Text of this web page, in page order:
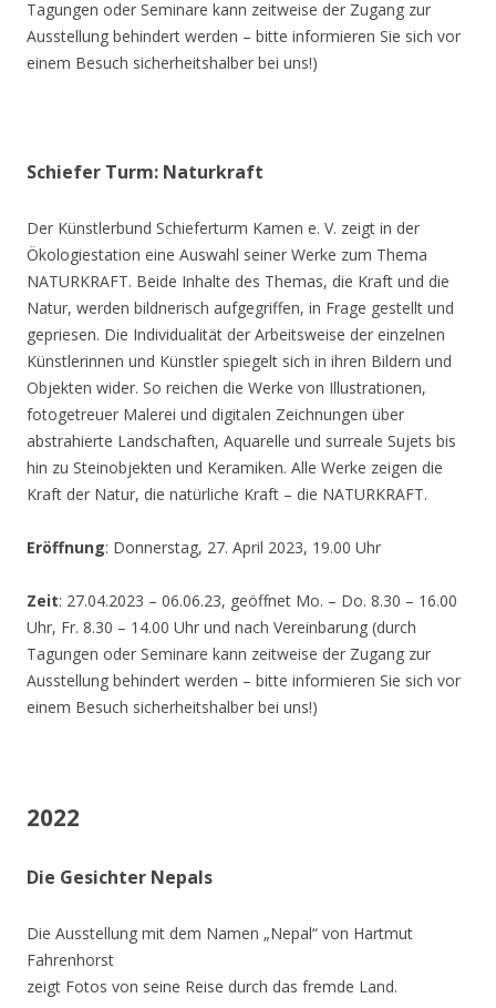
Tagungen oder Seminare kann zeitweise der Zugang zur
Ausstellung behindert werden – bitte informieren Sie sich vor
einem Besuch sicherheitshalber bei uns!)
Schiefer Turm: Naturkraft
Der Künstlerbund Schieferturm Kamen e. V. zeigt in der
Ökologiestation eine Auswahl seiner Werke zum Thema
NATURKRAFT. Beide Inhalte des Themas, die Kraft und die
Natur, werden bildnerisch aufgegriffen, in Frage gestellt und
gepriesen. Die Individualität der Arbeitsweise der einzelnen
Künstlerinnen und Künstler spiegelt sich in ihren Bildern und
Objekten wider. So reichen die Werke von Illustrationen,
fotogetreuer Malerei und digitalen Zeichnungen über
abstrahierte Landschaften, Aquarelle und surreale Sujets bis
hin zu Steinobjekten und Keramiken. Alle Werke zeigen die
Kraft der Natur, die natürliche Kraft – die NATURKRAFT.
Eröffnung: Donnerstag, 27. April 2023, 19.00 Uhr
Zeit: 27.04.2023 – 06.06.23, geöffnet Mo. – Do. 8.30 – 16.00
Uhr, Fr. 8.30 – 14.00 Uhr und nach Vereinbarung (durch
Tagungen oder Seminare kann zeitweise der Zugang zur
Ausstellung behindert werden – bitte informieren Sie sich vor
einem Besuch sicherheitshalber bei uns!)
2022
Die Gesichter Nepals
Die Ausstellung mit dem Namen „Nepal“ von Hartmut
Fahrenhorst
zeigt Fotos von seine Reise durch das fremde Land.